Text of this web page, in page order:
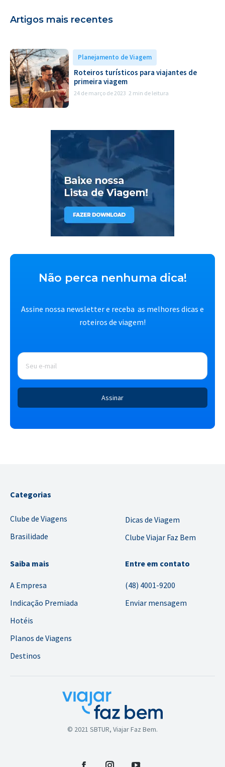
Artigos mais recentes
Planejamento de Viagem
Roteiros turísticos para viajantes de
primeira viagem
24 de março de 2023 2 min de leitura
Não perca nenhuma dica!
Assine nossa newsletter e receba as melhores dicas e
roteiros de viagem!
E-
mail *
Categorias
Clube de Viagens
Brasilidade
Dicas de Viagem
Clube Viajar Faz Bem
Saiba mais
A Empresa
Indicação Premiada
Hotéis
Planos de Viagens
Destinos
Entre em contato
(48) 4001-9200
Enviar mensagem
© 2021 SBTUR, Viajar Faz Bem.